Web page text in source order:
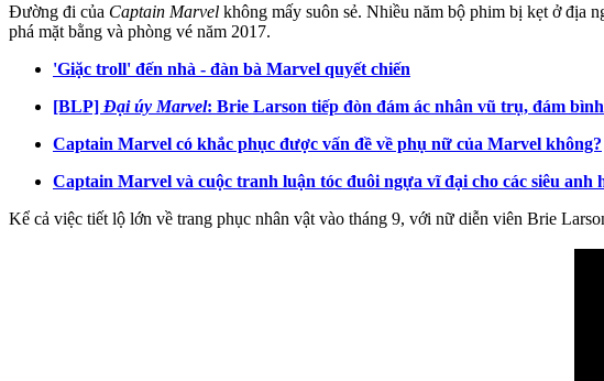
Đường đi của Captain Marvel không mấy suôn sẻ. Nhiều năm bộ phim bị kẹt ở địa
phá mặt bằng và phòng vé năm 2017.
'Giặc troll' đến nhà - đàn bà Marvel quyết chiến
[BLP] Đại úy Marvel: Brie Larson tiếp đòn đám ác nhân vũ trụ, đám
Captain Marvel có khắc phục được vấn đề về phụ nữ của Marvel không?
Captain Marvel và cuộc tranh luận tóc đuôi ngựa vĩ đại cho các siêu anh
Kể cả việc tiết lộ lớn về trang phục nhân vật vào tháng 9, với nữ diễn viên Brie